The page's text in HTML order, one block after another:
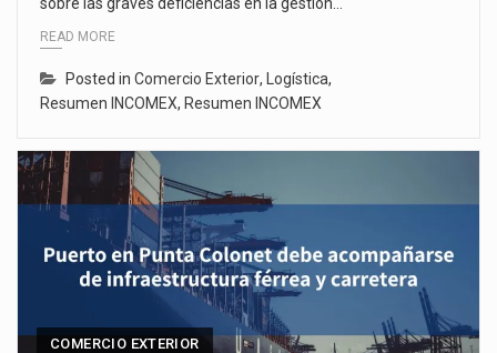
READ MORE
Posted in Comercio Exterior, Logística,
Resumen INCOMEX, Resumen INCOMEX
COMERCIO EXTERIOR